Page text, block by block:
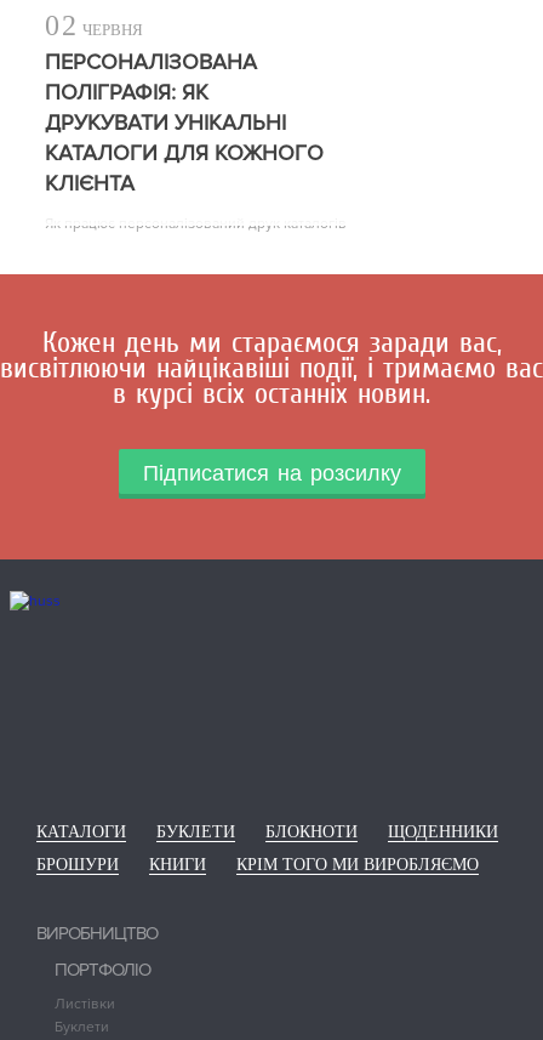
02 ЧЕРВНЯ
ПЕРСОНАЛІЗОВАНА
ПОЛІГРАФІЯ: ЯК
ДРУКУВАТИ УНІКАЛЬНІ
КАТАЛОГИ ДЛЯ КОЖНОГО
КЛІЄНТА
Як працює персоналізований друк каталогів
Кожен день ми стараємося заради вас,
висвітлюючи найцікавіші події, і тримаємо вас
в курсі всіх останніх новин.
Підписатися на розсилку
КАТАЛОГИ БУКЛЕТИ БЛОКНОТИ
ЩОДЕННИКИ
БРОШУРИ
КНИГИ КРІМ ТОГО МИ ВИРОБЛЯЄМО
ВИРОБНИЦТВО
ПОРТФОЛІО
Листівки
Буклети